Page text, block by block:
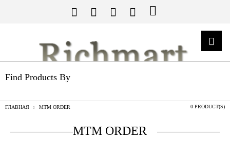
Find Products By
ГЛАВНАЯ MTM ORDER 0 PRODUCT(S)
MTM ORDER